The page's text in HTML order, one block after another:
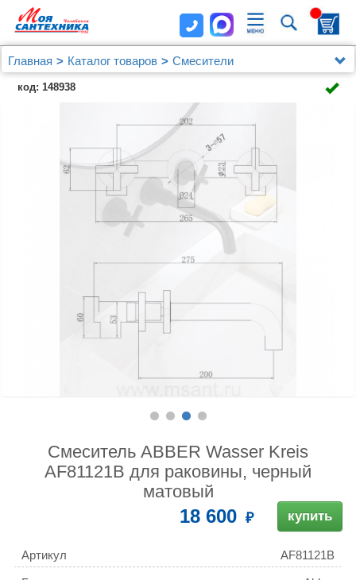
Главная Каталог товаров
Смесители
Смеситель ABBER Wasser Kreis AF81121B для
раковины, черный матовый
код: 148938
Смеситель ABBER Wasser Kreis
AF81121B для раковины, черный
матовый
18 600 купить
Артикул AF81121B